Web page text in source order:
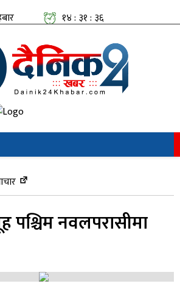
१४ : ३१ : ३६
सामाजिक संजालतिर:
पश्चिम नवलपरासीमा